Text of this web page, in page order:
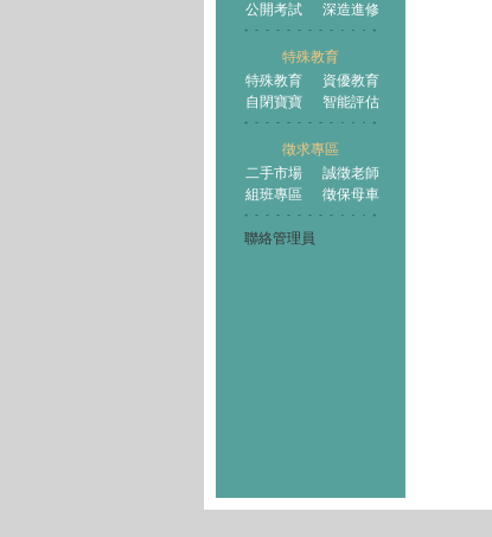
公開考試
深造進修
特殊教育
特殊教育
資優教育
自閉寶寶
智能評估
徵求專區
二手市場
誠徵老師
組班專區
徵保母車
聯絡管理員